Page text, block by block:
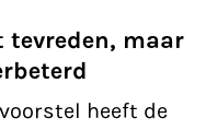
tevreden, maar
heeft de